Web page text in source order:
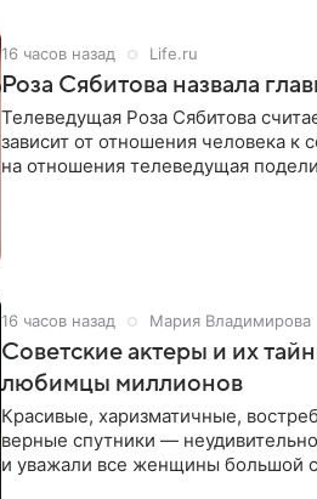
16 часов назад Life.ru
Роза Сябитова назвала
Телеведущая Роза Сябитова
зависит от отношения человека
на отношения телеведущая
16 часов назад Мария Владимирова
Советские актеры и их
любимцы миллионов
Красивые, харизматичные,
верные спутники —
и уважали все женщины большой